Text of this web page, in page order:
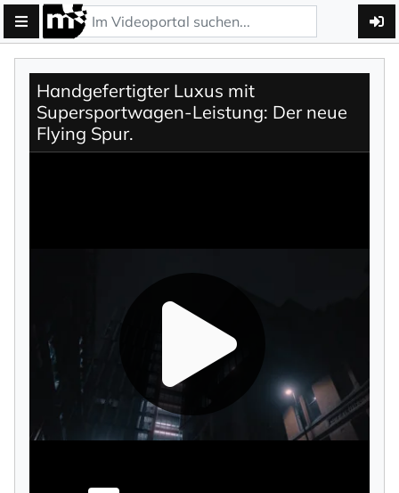
Handgefertigter Luxus mit
Supersportwagen-Leistung: Der neue
Flying Spur.